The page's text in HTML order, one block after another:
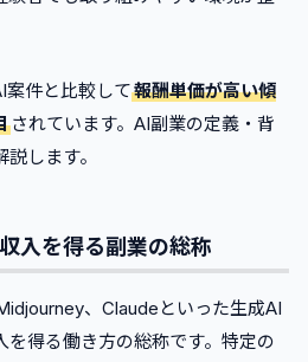
曲3,000〜1万円）
売（月数千〜数万円のストック）
KDP）（1冊数百円×印税）
ンプト集販売（単価3,000〜1万
に使えるおすすめツール10選
・Claude
・nanobanana・Imagen 2.0
ML
案件と比較して報酬単価が高い傾
されています。AI副業の定義・背
します。
入を得る副業の総称
、Claudeといった生成AI
を得る働き方の総称です。特定の